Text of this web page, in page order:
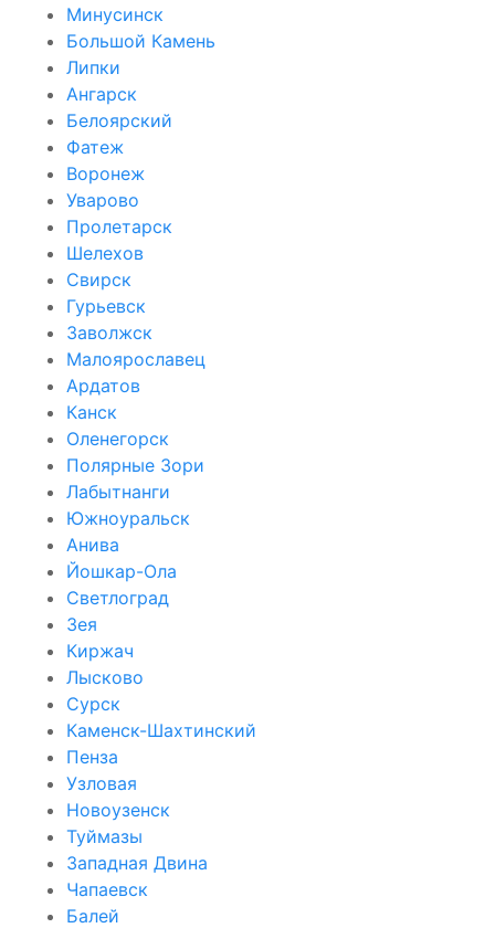
Минусинск
Большой Камень
Липки
Ангарск
Белоярский
Фатеж
Воронеж
Уварово
Пролетарск
Шелехов
Свирск
Гурьевск
Заволжск
Малоярославец
Ардатов
Канск
Оленегорск
Полярные Зори
Лабытнанги
Южноуральск
Анива
Йошкар-Ола
Светлоград
Зея
Киржач
Лысково
Сурск
Каменск-Шахтинский
Пенза
Узловая
Новоузенск
Туймазы
Западная Двина
Чапаевск
Балей